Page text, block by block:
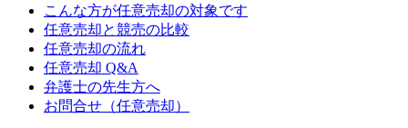
こんな方が任意売却の対象です
任意売却と競売の比較
任意売却の流れ
任意売却 Q&A
弁護士の先生方へ
お問合せ（任意売却）